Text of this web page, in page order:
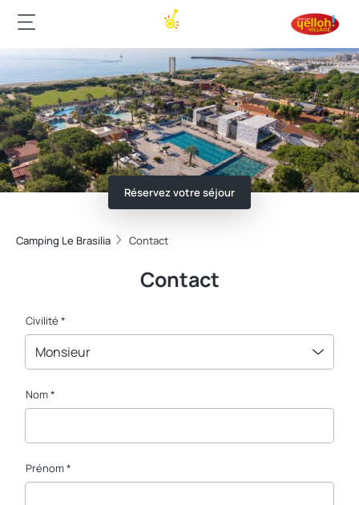
Réservez votre séjour
Camping Le Brasilia Contact
Contact
Civilité *
Monsieur
Nom *
Prénom *